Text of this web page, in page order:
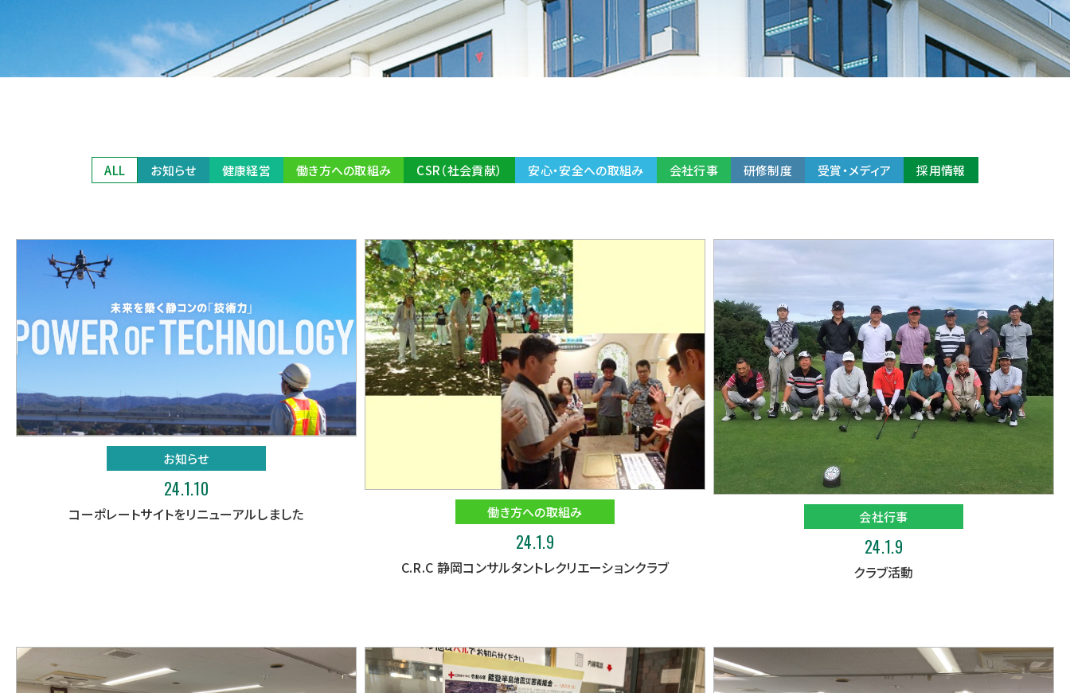
ALL お知らせ 健康経営 働き方への取組み CSR（社会貢献） 安心・安全への取組み 会社行事 研修制度 受賞・メディア 採用情報
お知らせ
24.1.10
コーポレートサイトをリニューアルしました 働き方への取組み
24.1.9
C.R.C 静岡コンサルタントレクリエーションクラブ
会社行事
24.1.9
クラブ活動